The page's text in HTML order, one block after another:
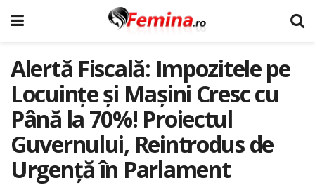
Alertă Fiscală: Impozitele pe
Locuințe și Mașini Cresc cu
Până la 70%! Proiectul
Guvernului, Reintrodus de
Urgență în Parlament